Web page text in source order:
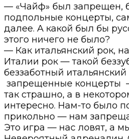
— «Чайф» был запрещен,
подпольные концерты,
далее. А какой был бы
этого ничего не было?
— Как итальянский рок,
Италии рок — такой
беззаботный
запрещенные концерты
так страшно, а в
интересно. Нам-то было
прикольно — нам
Это игра — нас ловят, а